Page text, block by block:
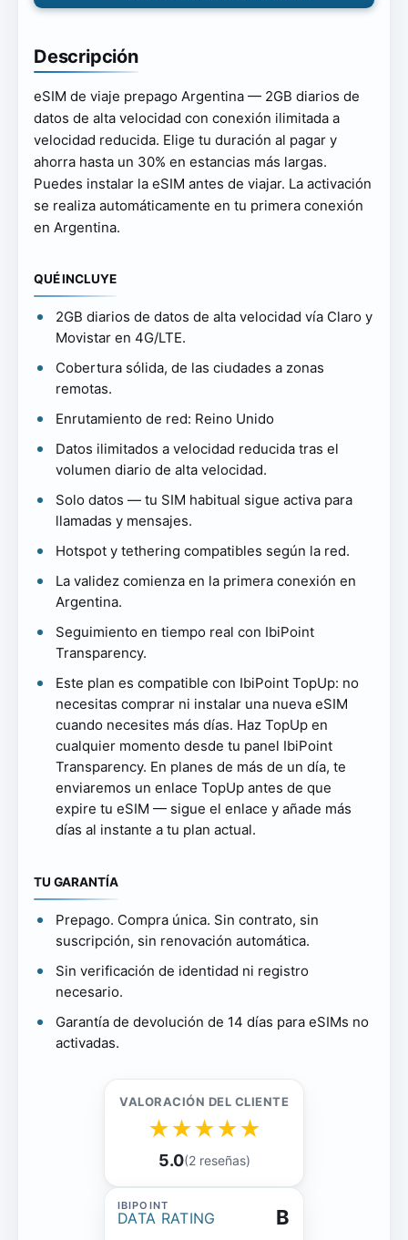
Descripción
eSIM de viaje prepago Argentina — 2GB diarios de
datos de alta velocidad con conexión ilimitada a
velocidad reducida. Elige tu duración al pagar y
ahorra hasta un 30% en estancias más largas.
Puedes instalar la eSIM antes de viajar. La activación
se realiza automáticamente en tu primera conexión
en Argentina.
QUÉ INCLUYE
2GB diarios de datos de alta velocidad vía Claro y
Movistar en 4G/LTE.
Cobertura sólida, de las ciudades a zonas
remotas.
Enrutamiento de red: Reino Unido
Datos ilimitados a velocidad reducida tras el
volumen diario de alta velocidad.
Solo datos — tu SIM habitual sigue activa para
llamadas y mensajes.
Hotspot y tethering compatibles según la red.
La validez comienza en la primera conexión en
Argentina.
Seguimiento en tiempo real con IbiPoint
Transparency.
Este plan es compatible con IbiPoint TopUp: no
necesitas comprar ni instalar una nueva eSIM
cuando necesites más días. Haz TopUp en
cualquier momento desde tu panel IbiPoint
Transparency. En planes de más de un día, te
enviaremos un enlace TopUp antes de que
expire tu eSIM — sigue el enlace y añade más
días al instante a tu plan actual.
TU GARANTÍA
Prepago. Compra única. Sin contrato, sin
suscripción, sin renovación automática.
Sin verificación de identidad ni registro
necesario.
Garantía de devolución de 14 días para eSIMs no
activadas.
VALORACIÓN DEL CLIENTE
★★★★★
5.0(2 reseñas)
DATA RATING B